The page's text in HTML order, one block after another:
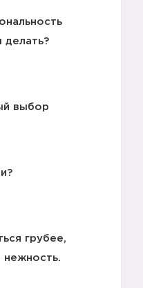
делать?
выбор
грубее,
нежность.